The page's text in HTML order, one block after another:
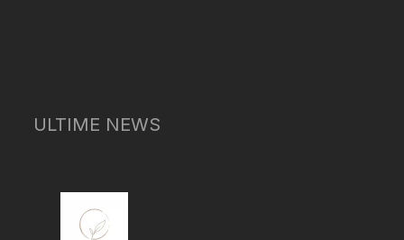
ULTIME NEWS